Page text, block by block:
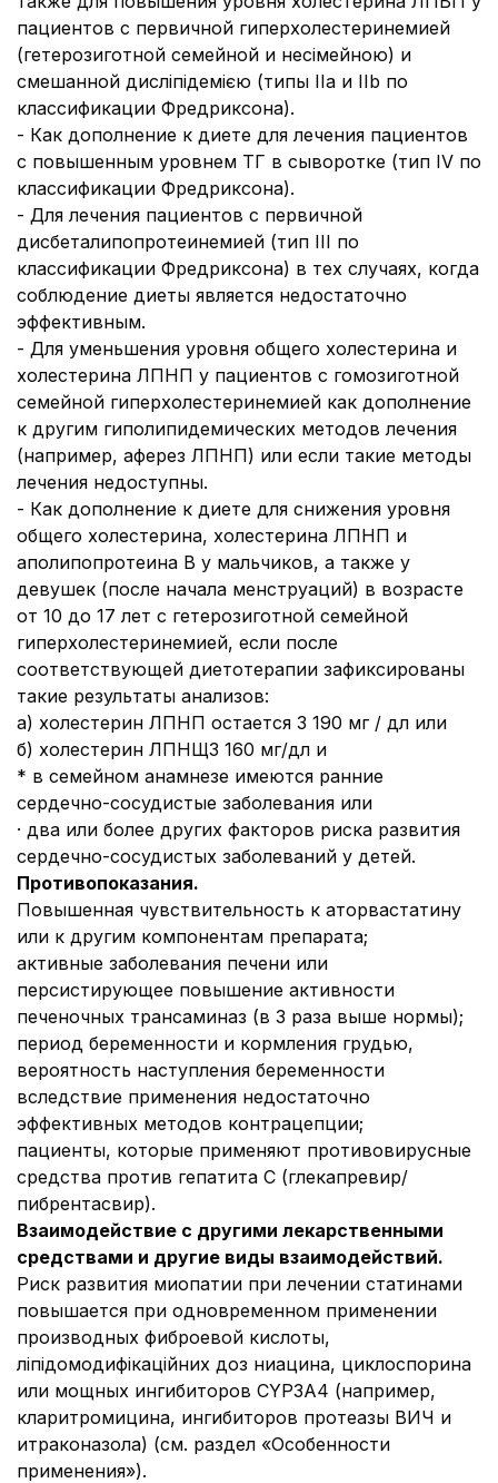
пациентов с первичной гиперхолестеринемией
(гетерозиготной семейной и несімейною) и
смешанной дисліпідемією (типы IIa и IIb по
классификации Фредриксона).
- Как дополнение к диете для лечения пациентов
с повышенным уровнем ТГ в сыворотке (тип IV по
классификации Фредриксона).
- Для лечения пациентов с первичной
дисбеталипопротеинемией (тип III по
классификации Фредриксона) в тех случаях, когда
соблюдение диеты является недостаточно
эффективным.
- Для уменьшения уровня общего холестерина и
холестерина ЛПНП у пациентов с гомозиготной
семейной гиперхолестеринемией как дополнение
к другим гиполипидемических методов лечения
(например, аферез ЛПНП) или если такие методы
лечения недоступны.
- Как дополнение к диете для снижения уровня
общего холестерина, холестерина ЛПНП и
аполипопротеина В у мальчиков, а также у
девушек (после начала менструаций) в возрасте
от 10 до 17 лет с гетерозиготной семейной
гиперхолестеринемией, если после
соответствующей диетотерапии зафиксированы
такие результаты анализов:
a) холестерин ЛПНП остается 3 190 мг / дл или
б) холестерин ЛПНЩ3 160 мг/дл и
* в семейном анамнезе имеются ранние
сердечно-сосудистые заболевания или
· два или более других факторов риска развития
сердечно-сосудистых заболеваний у детей.
Противопоказания.
Повышенная чувствительность к аторвастатину
или к другим компонентам препарата;
активные заболевания печени или
персистирующее повышение активности
печеночных трансаминаз (в 3 раза выше нормы);
период беременности и кормления грудью,
вероятность наступления беременности
вследствие применения недостаточно
эффективных методов контрацепции;
пациенты, которые применяют противовирусные
средства против гепатита С (глекапревир/
пибрентасвир).
Взаимодействие с другими лекарственными
средствами и другие виды взаимодействий.
Риск развития миопатии при лечении статинами
повышается при одновременном применении
производных фиброевой кислоты,
ліпідомодифікаційних доз ниацина, циклоспорина
или мощных ингибиторов CYP3A4 (например,
кларитромицина, ингибиторов протеазы ВИЧ и
итраконазола) (см. раздел «Особенности
применения»).